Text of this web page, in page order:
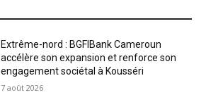
Extrême-nord : BGFIBank Cameroun
accélère son expansion et renforce son
engagement sociétal à Kousséri
7 août 2026